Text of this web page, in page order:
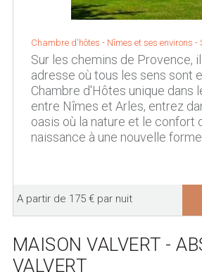
Chambre d'hôtes - Nîmes et ses environs -
Sur les chemins de Provence,
adresse où tous les sens sont
Chambre d'Hôtes unique dans
entre Nîmes et Arles, entrez
oasis où la nature et le confort
naissance à une nouvelle forme
A partir de 175 € par nuit
MAISON VALVERT -
VALVERT